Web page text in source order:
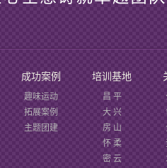
成功案例
趣味运动
拓展案例
主题团建
培训基地
昌 平
大 兴
房 山
怀 柔
密 云